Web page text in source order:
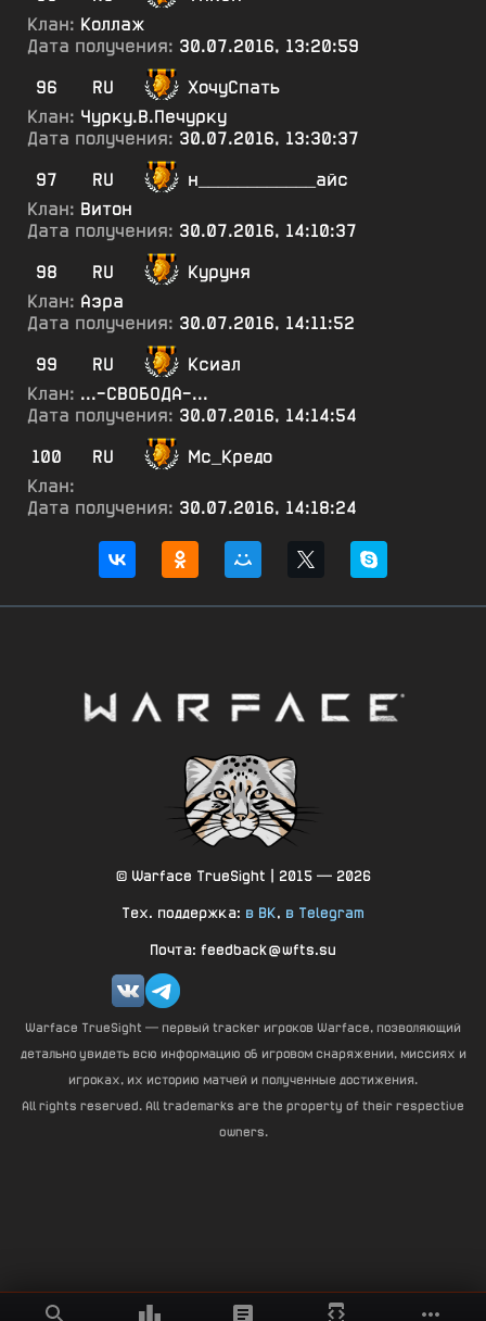
Клан: Коллаж
Дата получения: 30.07.2016, 13:20:59
96
RU
ХочуСпать
Клан: Чурку.В.Печурку
Дата получения: 30.07.2016, 13:30:37
97
RU
н____________айс
Клан: Витон
Дата получения: 30.07.2016, 14:10:37
98
RU
Куруня
Клан: Аэра
Дата получения: 30.07.2016, 14:11:52
99
RU
Ксиал
Клан: ...-СВОБОДА-...
Дата получения: 30.07.2016, 14:14:54
100
RU
Мс_Кредо
Клан:
Дата получения: 30.07.2016, 14:18:24
© Warface TrueSight | 2015 — 2026
Тех. поддержка: в ВК, в Telegram
Почта: feedback@wfts.su
Warface TrueSight — первый tracker игроков Warface, позволяющий
детально увидеть всю информацию об игровом снаряжении, миссиях и
игроках, их историю матчей и полученные достижения.
All rights reserved. All trademarks are the property of their respective
owners.